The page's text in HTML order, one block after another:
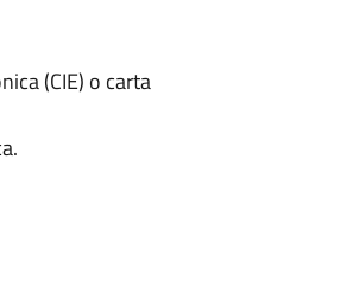
(CIE) o carta